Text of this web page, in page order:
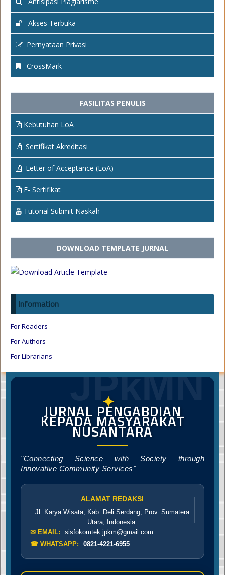
Akses Terbuka
Pernyataan Privasi
CrossMark
FASILITAS PENULIS
Kebutuhan LoA
Sertifikat Akreditasi
Letter of Acceptance (LoA)
E- Sertifikat
Tutorial Submit Naskah
DOWNLOAD TEMPLATE JURNAL
Information
For Readers
For Authors
For Librarians
JPkMN
✦
JURNAL PENGABDIAN
KEPADA MASYARAKAT
NUSANTARA
"Connecting Science with Society through
Innovative Community Services"
ALAMAT REDAKSI
Jl. Karya Wisata, Kab. Deli Serdang, Prov. Sumatera
Utara, Indonesia.
✉ EMAIL:
sisfokomtek.jpkm@gmail.com
☎ WHATSAPP:
0821-4221-6955